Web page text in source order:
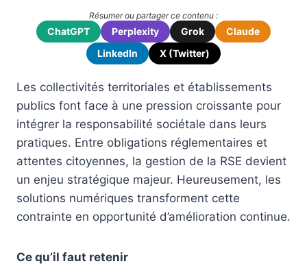
Résumer ou partager ce contenu :
ChatGPT Perplexity Grok
Claude
LinkedIn
X (Twitter)
Les collectivités territoriales et établissements
publics font face à une pression croissante pour
intégrer la responsabilité sociétale dans leurs
pratiques. Entre obligations réglementaires et
attentes citoyennes, la gestion de la RSE devient
un enjeu stratégique majeur. Heureusement, les
solutions numériques transforment cette
contrainte en opportunité d’amélioration continue.
Ce qu’il faut retenir